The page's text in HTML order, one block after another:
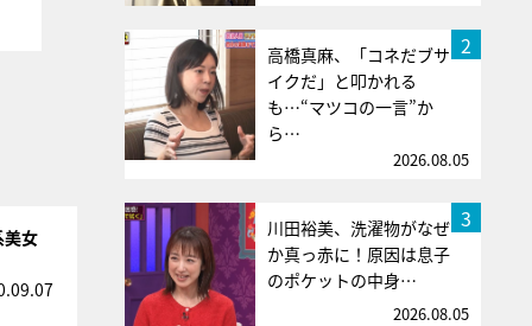
美女
2
高橋真麻、「コネだブサ
イクだ」と叩かれる
も…“マツコの一言”か
ら…
2026.08.05
3
川田裕美、洗濯物がなぜ
か真っ赤に！原因は息子
のポケットの中身…
2026.08.05